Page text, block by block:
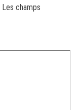
Les champs